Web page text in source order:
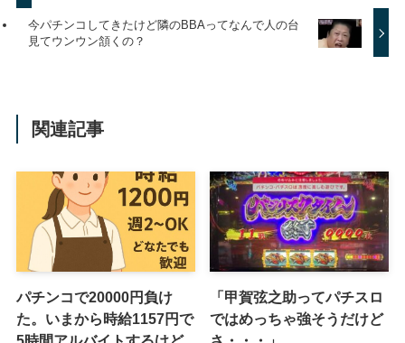
今パチンコしてきたけど隣のBBAってなんで人の台
見てウンウン頷くの？
関連記事
パチンコで20000円負け
た。いまから時給1157円で
「甲賀弦之助ってパチスロ
ではめっちゃ強そうだけど